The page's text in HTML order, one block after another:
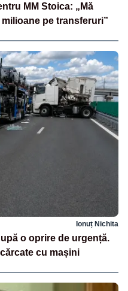
MM Stoica: „Mă
pe transferuri”
Ionuț Nichita
o oprire de urgență.
cu mașini